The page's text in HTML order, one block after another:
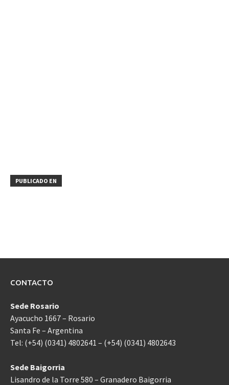
PUBLICADO EN
CONTACTO
Sede Rosario
Ayacucho 1667 – Rosario
Santa Fe – Argentina
Tel: (+54) (0341) 4802641 – (+54) (0341) 4802643
Sede Baigorria
Lisandro de la Torre 580 – Granadero Baigorria